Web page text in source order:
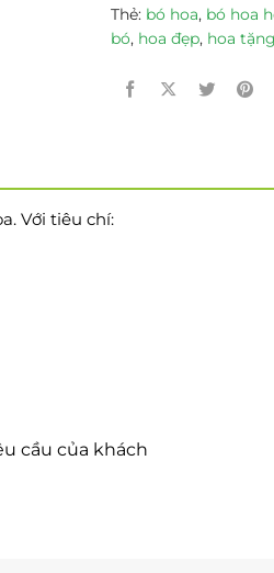
Thẻ: bó hoa, bó hoa
bó, hoa đẹp, hoa
Với tiêu chí:
cầu của khách